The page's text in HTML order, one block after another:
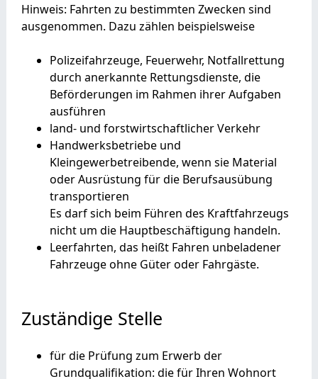
Hinweis: Fahrten zu bestimmten Zwecken sind
ausgenommen. Dazu zählen beispielsweise
Polizeifahrzeuge, Feuerwehr, Notfallrettung
durch anerkannte Rettungsdienste, die
Beförderungen im Rahmen ihrer Aufgaben
ausführen
land- und forstwirtschaftlicher Verkehr
Handwerksbetriebe und
Kleingewerbetreibende, wenn sie Material
oder Ausrüstung für die Berufsausübung
transportieren
Es darf sich beim Führen des Kraftfahrzeugs
nicht um die Hauptbeschäftigung handeln.
Leerfahrten, das heißt Fahren unbeladener
Fahrzeuge ohne Güter oder Fahrgäste.
Zuständige Stelle
für die Prüfung zum Erwerb der
Grundqualifikation: die für Ihren Wohnort